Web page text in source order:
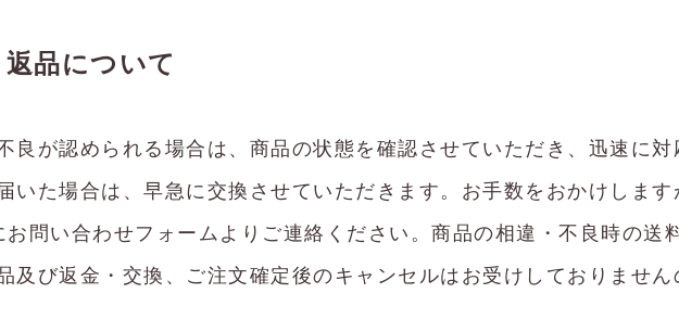
品について
良が認められる場合は、商品の状態を確認させていただき、迅速に
いた場合は、早急に交換させていただきます。お手数をおかけしま
問い合わせフォームよりご連絡ください。商品の相違・不良時の送
及び返金・交換、ご注文確定後のキャンセルはお受けしておりません